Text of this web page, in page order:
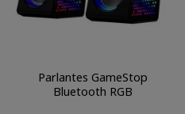
Parlantes GameStop
Bluetooth RGB